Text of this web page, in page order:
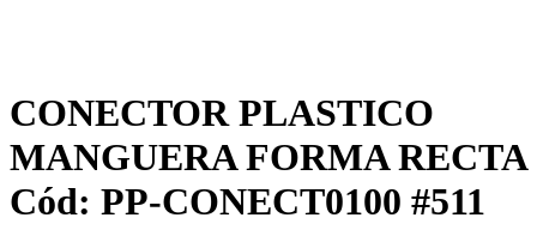
CONECTOR PLASTICO
MANGUERA FORMA RECTA
Cód: PP-CONECT0100 #511